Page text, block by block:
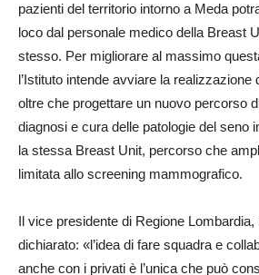
pazienti del territorio intorno a Meda
loco dal personale medico della Breast
stesso. Per migliorare al massimo
l’Istituto intende avviare la realizzazione
oltre che progettare un nuovo percorso
diagnosi e cura delle patologie del seno
la stessa Breast Unit, percorso che
limitata allo screening mammografico.
Il vice presidente di Regione
dichiarato: «l’idea di fare squadra e
anche con i privati è l’unica che può